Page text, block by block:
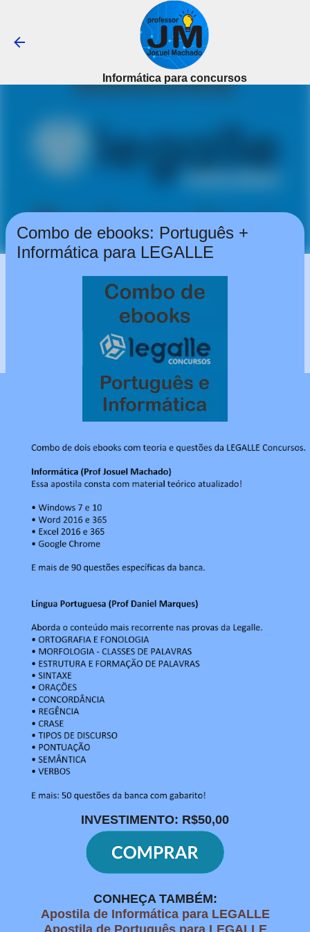
Pular para o conteúdo principal
Informática para concursos
Combo de ebooks: Português +
Informática para LEGALLE
INVESTIMENTO: R$50,00
CONHEÇA TAMBÉM:
Apostila de Informática para LEGALLE
Apostila de Português para LEGALLE